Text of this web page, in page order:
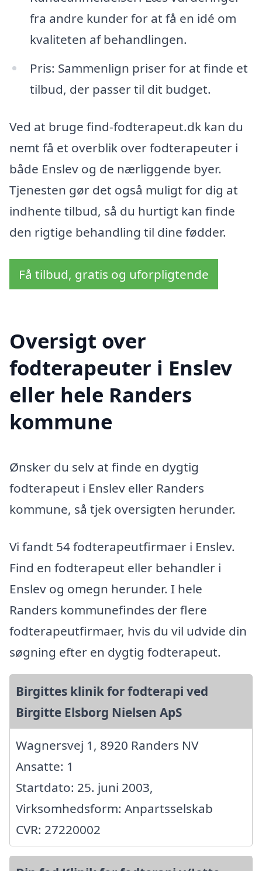
fra andre kunder for at få en idé om
kvaliteten af behandlingen.
Pris: Sammenlign priser for at finde et
tilbud, der passer til dit budget.
Ved at bruge find-fodterapeut.dk kan du
nemt få et overblik over fodterapeuter i
både Enslev og de nærliggende byer.
Tjenesten gør det også muligt for dig at
indhente tilbud, så du hurtigt kan finde
den rigtige behandling til dine fødder.
Få tilbud, gratis og uforpligtende
Oversigt over
fodterapeuter i Enslev
eller hele Randers
kommune
Ønsker du selv at finde en dygtig
fodterapeut i Enslev eller Randers
kommune, så tjek oversigten herunder.
Vi fandt 54 fodterapeutfirmaer i Enslev.
Find en fodterapeut eller behandler i
Enslev og omegn herunder. I hele
Randers kommunefindes der flere
fodterapeutfirmaer, hvis du vil udvide din
søgning efter en dygtig fodterapeut.
Birgittes klinik for fodterapi ved
Birgitte Elsborg Nielsen ApS
Wagnersvej 1, 8920 Randers NV
Ansatte: 1
Startdato: 25. juni 2003,
Virksomhedsform: Anpartsselskab
CVR: 27220002